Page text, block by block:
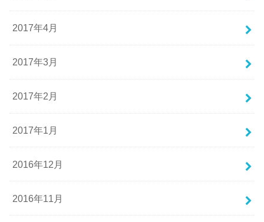
2017年4月
2017年3月
2017年2月
2017年1月
2016年12月
2016年11月